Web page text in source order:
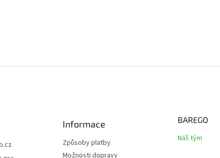
Informace
Způsoby platby
Možnosti dopravy
BAREGO
Náš tým